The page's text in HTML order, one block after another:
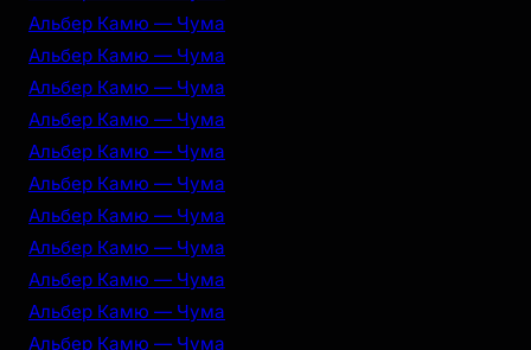
Альбер Камю — Чума
Альбер Камю — Чума
Альбер Камю — Чума
Альбер Камю — Чума
Альбер Камю — Чума
Альбер Камю — Чума
Альбер Камю — Чума
Альбер Камю — Чума
Альбер Камю — Чума
Альбер Камю — Чума
Альбер Камю — Чума